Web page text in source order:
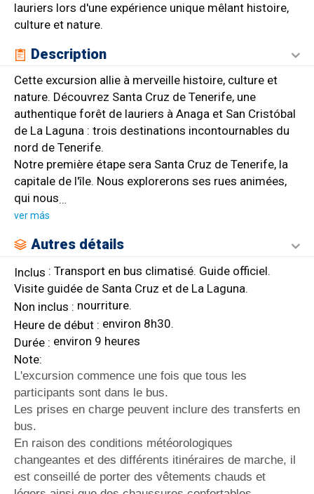
lauriers lors d'une expérience unique mêlant histoire,
culture et nature.
Description
Cette excursion allie à merveille histoire, culture et
nature. Découvrez Santa Cruz de Tenerife, une
authentique forêt de lauriers à Anaga et San Cristóbal
de La Laguna : trois destinations incontournables du
nord de Tenerife.
Notre première étape sera Santa Cruz de Tenerife, la
capitale de l'île. Nous explorerons ses rues animées,
qui nous…
ver más
Autres détails
Inclus : Transport en bus climatisé. Guide officiel.
Visite guidée de Santa Cruz et de La Laguna.
Non inclus : nourriture.
Heure de début : environ 8h30.
Durée : environ 9 heures
Note:
L'excursion commence une fois que tous les
participants sont dans le bus.
Les prises en charge peuvent inclure des transferts en
bus.
En raison des conditions météorologiques
changeantes et des différents itinéraires de marche, il
est conseillé de porter des vêtements chauds et